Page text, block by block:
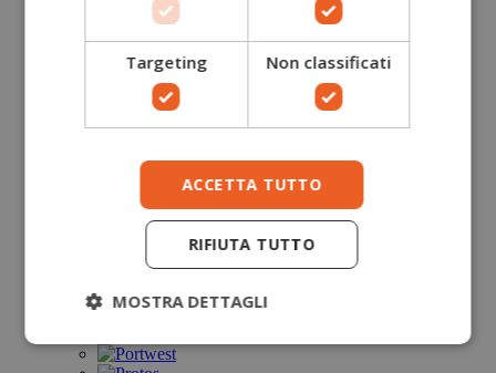
Targeting Non classificati
ACCETTA TUTTO
RIFIUTA TUTTO
MOSTRA DETTAGLI